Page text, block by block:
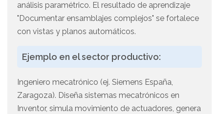
análisis paramétrico. El resultado de aprendizaje
"Documentar ensamblajes complejos" se fortalece
con vistas y planos automáticos.
Ejemplo en el sector productivo:
Ingeniero mecatrónico (ej. Siemens España,
Zaragoza). Diseña sistemas mecatrónicos en
Inventor, simula movimiento de actuadores, genera